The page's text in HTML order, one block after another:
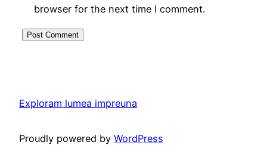
browser for the next time I comment.
Exploram lumea impreuna
Proudly powered by WordPress